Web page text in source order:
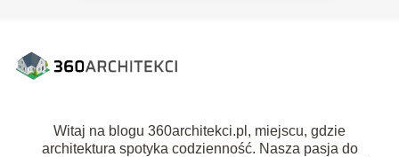
Witaj na blogu 360architekci.pl, miejscu, gdzie
architektura spotyka codzienność. Nasza pasja do